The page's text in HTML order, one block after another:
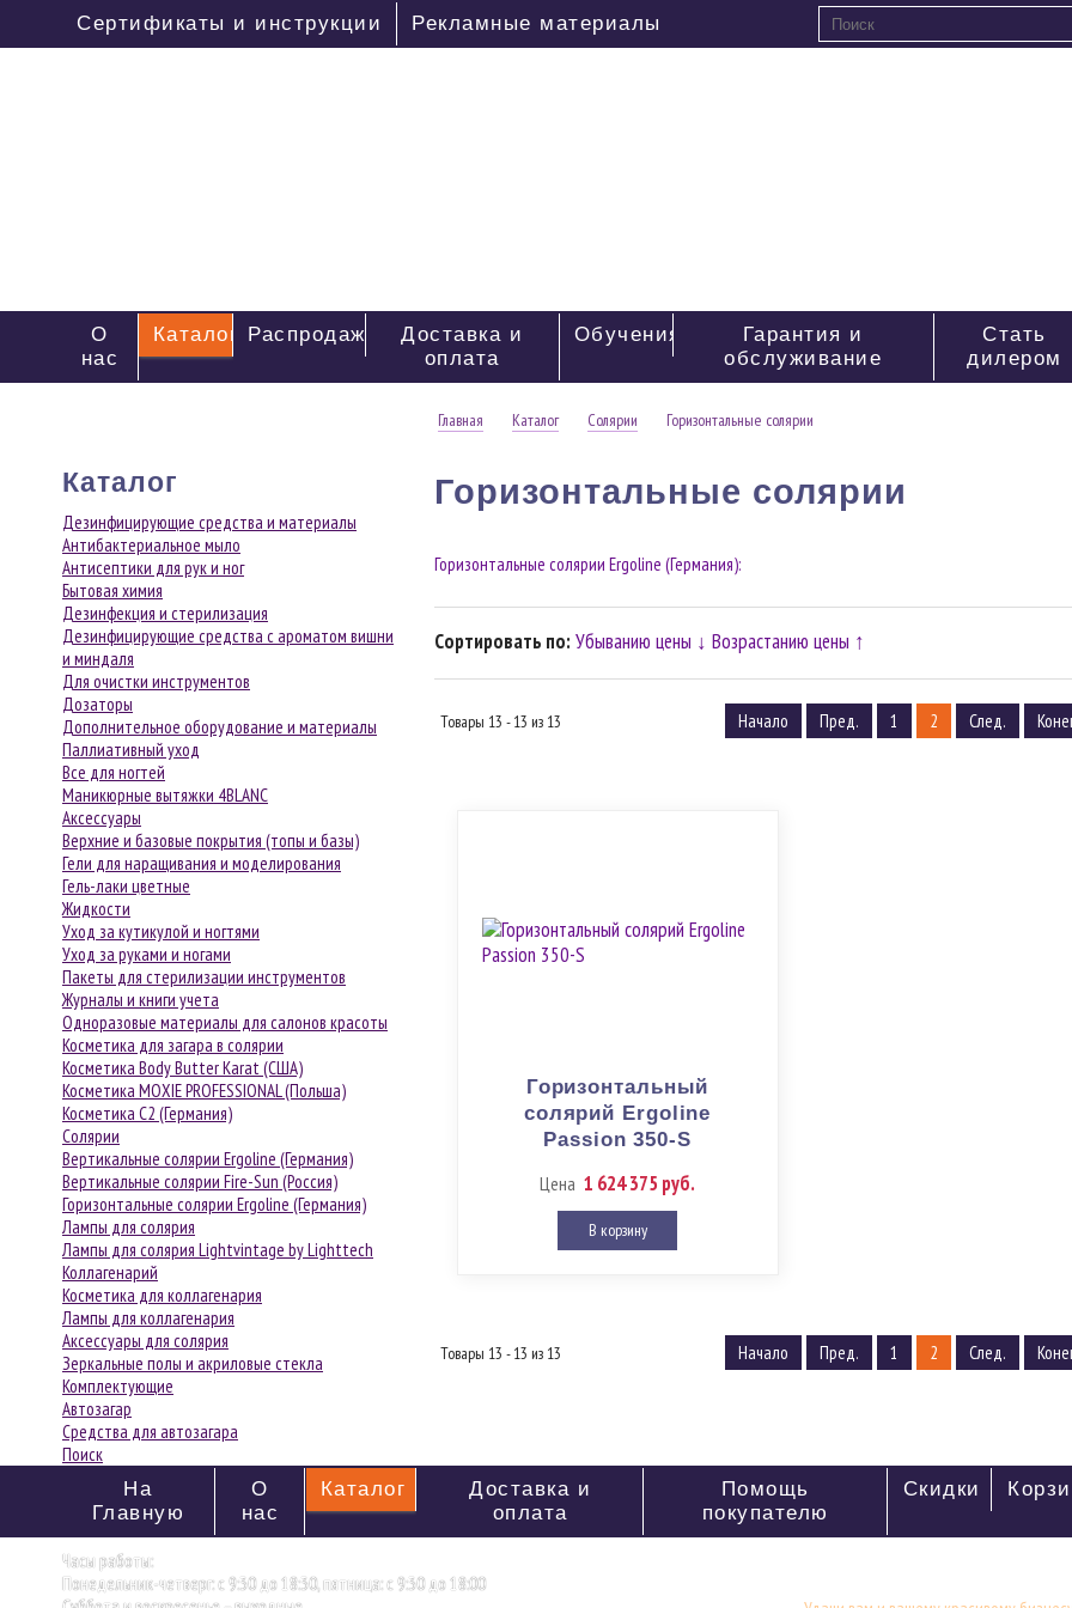
Сертификаты и инструкции Рекламные материалы
О
нас
Каталог Распродажа
Доставка и
оплата
Обучения
Гарантия и
обслуживание
Стать
дилером
Главная Каталог Солярии Горизонтальные солярии
Горизонтальные солярии
Горизонтальные солярии Ergoline (Германия):
Сортировать по: Убыванию цены ↓ Возрастанию цены ↑
Товары 13 - 13 из 13 Начало Пред. 1 2 След.
Горизонтальный
солярий Ergoline
Passion 350-S
Цена 1 624 375 руб.
В корзину
Товары 13 - 13 из 13 Начало Пред. 1 2 След.
Каталог
Дезинфицирующие средства и материалы
Антибактериальное мыло
Антисептики для рук и ног
Бытовая химия
Дезинфекция и стерилизация
Дезинфицирующие средства с ароматом вишни
и миндаля
Для очистки инструментов
Дозаторы
Дополнительное оборудование и материалы
Паллиативный уход
Все для ногтей
Маникюрные вытяжки 4BLANC
Аксессуары
Верхние и базовые покрытия (топы и базы)
Гели для наращивания и моделирования
Гель-лаки цветные
Жидкости
Уход за кутикулой и ногтями
Уход за руками и ногами
Пакеты для стерилизации инструментов
Журналы и книги учета
Одноразовые материалы для салонов красоты
Косметика для загара в солярии
Косметика Body Butter Karat (США)
Косметика MOXIE PROFESSIONAL (Польша)
Косметика С2 (Германия)
Солярии
Вертикальные солярии Ergoline (Германия)
Вертикальные солярии Fire-Sun (Россия)
Горизонтальные солярии Ergoline (Германия)
Лампы для солярия
Лампы для солярия Lightvintage by Lighttech
Коллагенарий
Косметика для коллагенария
Лампы для коллагенария
Аксессуары для солярия
Зеркальные полы и акриловые стекла
Комплектующие
Автозагар
Средства для автозагара
Поиск
На
Главную
О
нас
Каталог
Доставка и
оплата
Помощь
покупателю
Скидки
Часы работы:
Понедельник-четверг: с 9:30 до 18:30, пятница: с 9:30 до 18:00